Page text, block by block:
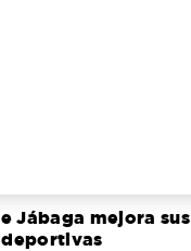
Jábaga mejora sus
deportivas